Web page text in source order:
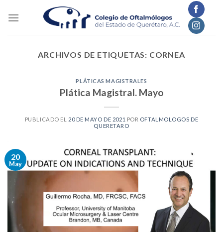
ARCHIVOS DE ETIQUETAS: CORNEA
PLÁTICAS MAGISTRALES
Plática Magistral. Mayo
PUBLICADO EL 20 DE MAYO DE 2021 POR OFTALMOLOGOS DE
QUERETARO
20
May